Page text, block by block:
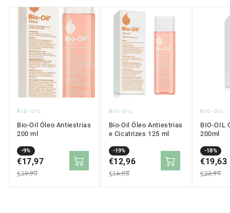
Proveedor:
BIO-OIL
Bio-Oil Óleo Antiestrias
200 ml
-9%
Precio
en
€17,97
Precio
regular
€19,90
Proveedor:
BIO-OIL
Bio-Oil Óleo Antiestrias
e Cicatrizes 125 ml
-19%
Precio
en
€12,96
Precio
regular
€16,08
BIO-OIL
BIO-OIL
200ml
-18%
Precio
en
€19,63
Precio
regular
€23,99